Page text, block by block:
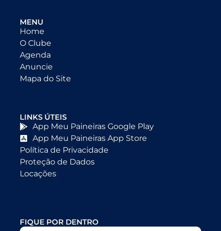
MENU
Home
O Clube
Agenda
Anuncie
Mapa do Site
LINKS ÚTEIS
App Meu Paineiras Google Play
App Meu Paineiras App Store
Política de Privacidade
Proteção de Dados
Locações
FIQUE POR DENTRO